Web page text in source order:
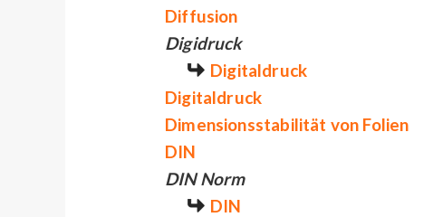
Diffusion
Digidruck
Digitaldruck
Digitaldruck
Dimensionsstabilität von Folien
DIN
DIN Norm
DIN